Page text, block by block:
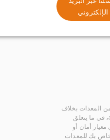
الإلكتروني
المعدات بخلاف
في ما يتعلق
أمان أو
خاص بك للمعدات